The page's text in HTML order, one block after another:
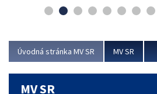
ktorom od augusta pribudne aj
Úvodná stránka MV SR MV SR
MV SR